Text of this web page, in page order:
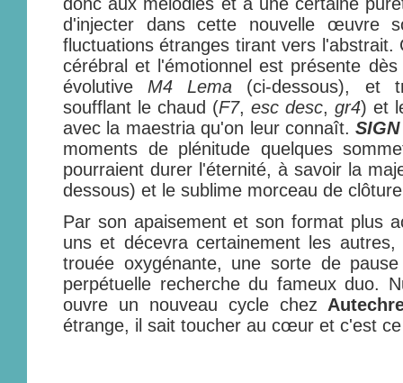
d'injecter dans cette nouvelle œuvre
fluctuations étranges tirant vers l'abstrait.
cérébral et l'émotionnel est présente
évolutive M4 Lema (ci-dessous), et
soufflant le chaud (F7, esc desc, gr4) et
avec la maestria qu'on leur connaît.SIGN
moments de plénitude quelques
pourraient durer l'éternité, à savoir la
dessous) et le sublime morceau de
Par son apaisement et son format plus
uns et décevra certainement les autres,
trouée oxygénante, une sorte de
perpétuelle recherche du fameux duo.
ouvre un nouveau cycle chez
étrange, il sait toucher au cœur et c'est